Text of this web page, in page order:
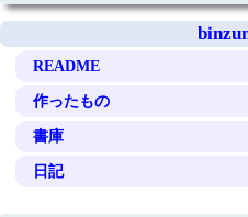
README
作ったもの
書庫
日記